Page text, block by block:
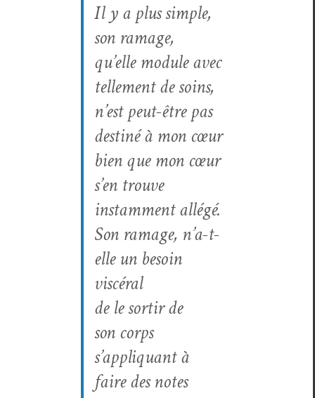
Il y a plus sim­ple,
son ramage,
qu’elle mod­ule avec
telle­ment de soins,
n’est peut-être pas
des­tiné à mon cœur
bien que mon cœur
s’en trouve
instam­ment allégé.
Son ram­age, n’a-t-
elle un besoin
viscéral
de le sor­tir de
son corps
s’ap­pli­quant à
faire des notes